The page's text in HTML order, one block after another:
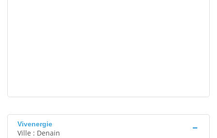
Vivenergie
Ville : Denain